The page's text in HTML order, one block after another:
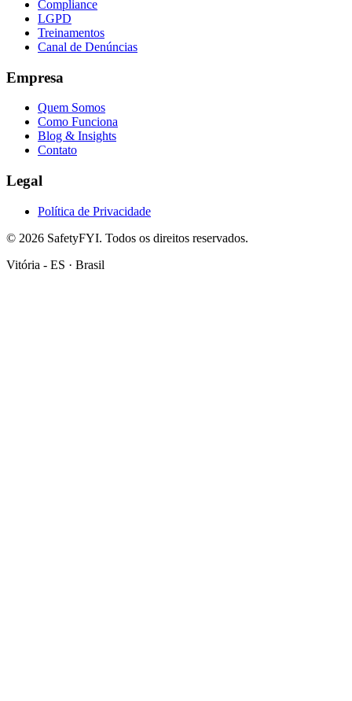
Compliance
LGPD
Treinamentos
Canal de Denúncias
Empresa
Quem Somos
Como Funciona
Blog & Insights
Contato
Legal
Política de Privacidade
© 2026 SafetyFYI. Todos os direitos reservados.
Vitória - ES · Brasil